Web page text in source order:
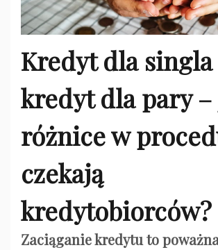
Kredyt dla singla
kredyt dla pary
różnice w
czekają
kredytobiorców?
Zaciąganie kredytu to